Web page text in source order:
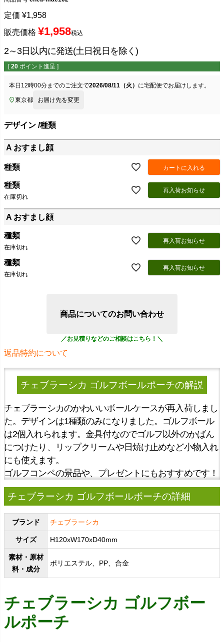
定価 ¥1,958
販売価格 ¥1,958税込
2～3日以内に発送(土日祝日を除く)
[ 20 ポイント進呈 ]
本日 12時00分までのご注文で2026/08/11（火） に宅配便でお届けします。
東京都 お届け先を変更
デザイン 種類
A おすまし顔
種類 カートに入れる
種類
在庫切れ
再入荷お知らせ
A おすまし顔
種類
在庫切れ
再入荷お知らせ
種類
在庫切れ
再入荷お知らせ
商品についてのお問い合わせ
返品特約について
チェブラーシカ ゴルフボールポーチの解説
チェブラーシカのかわいいボールケースが再入荷しまし
た。デザインは1種類のみになりました。ゴルフボール
は2個入れられます。金具付なのでゴルフ以外のかばん
につけたり、リップクリームや日焼け止めなど小物入れ
にも使えます。
ゴルフコンペの景品や、プレゼントにもおすすめです！
チェブラーシカ ゴルフボールポーチの詳細
ブランド チェブラーシカ
サイズ H120xW170xD40mm
素材・原材
料・成分
ポリエステル、PP、合金
チェブラーシカ ゴルフボー
ルポーチ